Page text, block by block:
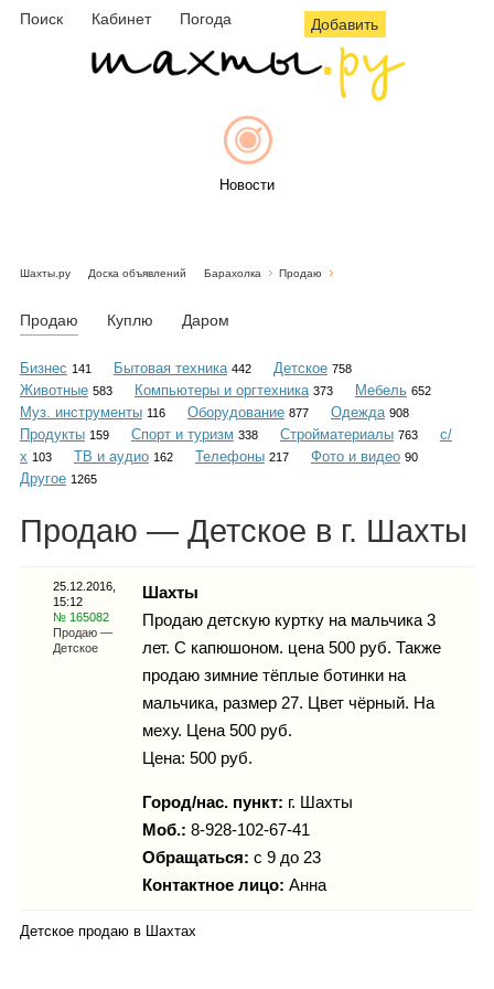
Поиск Кабинет Погода Добавить
Новости
Объявления
Гороскоп
Шахты.ру Доска объявлений Барахолка Продаю
Продаю Куплю Даром
Бизнес 141 Бытовая техника 442 Детское 758
Животные 583 Компьютеры и оргтехника 373 Мебель 652
Муз. инструменты 116 Оборудование 877 Одежда 908
Продукты 159 Спорт и туризм 338 Стройматериалы 763
с/
х 103 ТВ и аудио 162 Телефоны 217 Фото и видео 90
Другое 1265
Продаю — Детское в г. Шахты
25.12.2016,
15:12
№ 165082
Продаю —
Детское
Шахты
Продаю детскую куртку на мальчика 3
лет. С капюшоном. цена 500 руб. Также
продаю зимние тёплые ботинки на
мальчика, размер 27. Цвет чёрный. На
меху. Цена 500 руб.
Цена: 500 руб.
Город/нас. пункт: г. Шахты
Моб.: 8-928-102-67-41
Обращаться: с 9 до 23
Контактное лицо: Анна
Детское продаю в Шахтах